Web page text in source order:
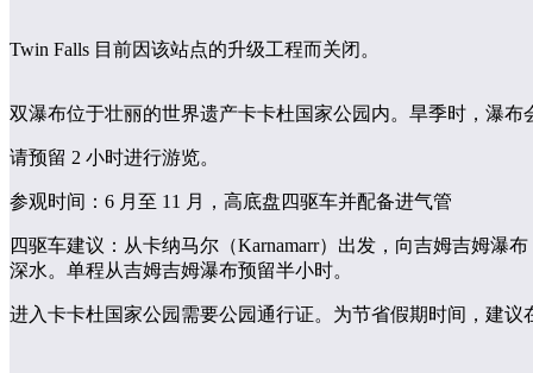
Twin Falls 目前因该站点的升级工程而关闭。
双瀑布位于壮丽的世界遗产卡卡杜国家公园内。旱季时，瀑布
请预留 2 小时进行游览。
参观时间：6 月至 11 月，高底盘四驱车并配备进气管
四驱车建议：从卡纳马尔（Karnamarr）出发，向吉姆吉姆瀑
深水。单程从吉姆吉姆瀑布预留半小时。
进入卡卡杜国家公园需要公园通行证。为节省假期时间，建